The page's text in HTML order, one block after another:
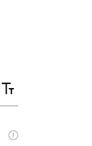
텍
트